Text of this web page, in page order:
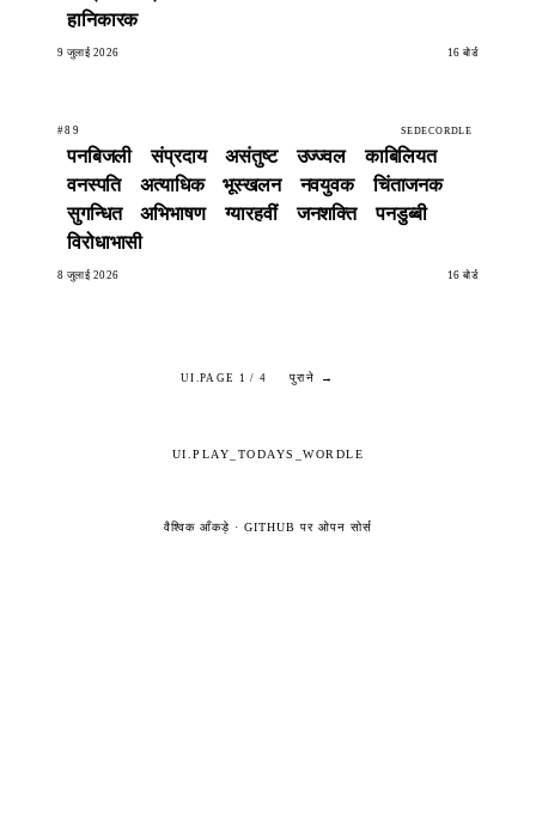
हानिकारक
9 जुलाई 2026 16 बोर्ड
#89 SEDECORDLE
पनबिजली संप्रदाय असंतुष्ट उज्ज्वल
काबिलियत
वनस्पति
अत्याधिक भूस्खलन नवयुवक
चिंताजनक
सुगन्धित
अभिभाषण ग्यारहवीं जनशक्ति
पनडुब्बी
विरोधाभासी
8 जुलाई 2026 16 बोर्ड
UI.PAGE 1 / 4 पुराने →
UI.PLAY_TODAYS_WORDLE
वैश्विक आँकड़े · GITHUB पर ओपन सोर्स